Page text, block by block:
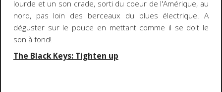
lourde et un son crade, sorti du coeur de l'Amérique, au
nord, pas loin des berceaux du blues électrique. A
déguster sur le pouce en mettant comme il se doit le
son à fond!
The Black Keys: Tighten up